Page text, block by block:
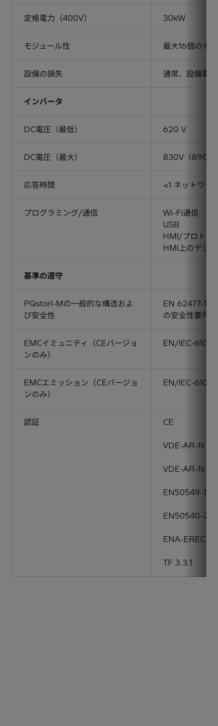
定格電力（400V） 30kW
モジュール性 最大16個のモ
設備の損失 通常、設備電
インバータ
DC電圧（最低） 620 V
DC電圧（最大） 830V（890V
応答時間 <1 ネットワー
プログラミング/通信
Wi-Fi通信
USB
HMI/プロトコ
HMI上のデジ
基準の遵守
PQstorI-Mの一般的な構造およ
び安全性
EN 62477-1（
の安全性要件」
EMCイミュニティ（CEバージョ
ンのみ）
EN/IEC-
EMCエミッション（CEバージョ
ンのみ）
EN/IEC-
認証 CE
VDE-AR-N
VDE-AR-N
EN50549-
EN50540-
ENA-EREC
TF 3.3.1